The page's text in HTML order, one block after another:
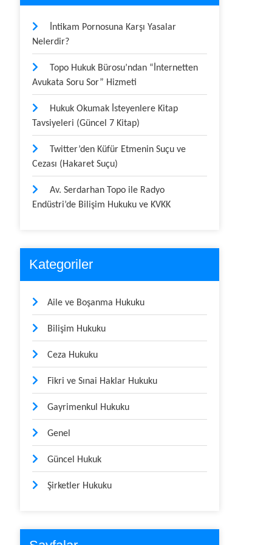
İntikam Pornosuna Karşı Yasalar
Nelerdir?
Topo Hukuk Bürosu’ndan “İnternetten
Avukata Soru Sor” Hizmeti
Hukuk Okumak İsteyenlere Kitap
Tavsiyeleri (Güncel 7 Kitap)
Twitter’den Küfür Etmenin Suçu ve
Cezası (Hakaret Suçu)
Av. Serdarhan Topo ile Radyo
Endüstri’de Bilişim Hukuku ve KVKK
Kategoriler
Aile ve Boşanma Hukuku
Bilişim Hukuku
Ceza Hukuku
Fikri ve Sınai Haklar Hukuku
Gayrimenkul Hukuku
Genel
Güncel Hukuk
Şirketler Hukuku